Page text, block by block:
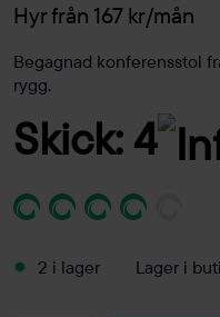
Hyr från 167 kr/mån
Begagnad konferensstol
rygg.
Skick: 4
2 i lager Lager i